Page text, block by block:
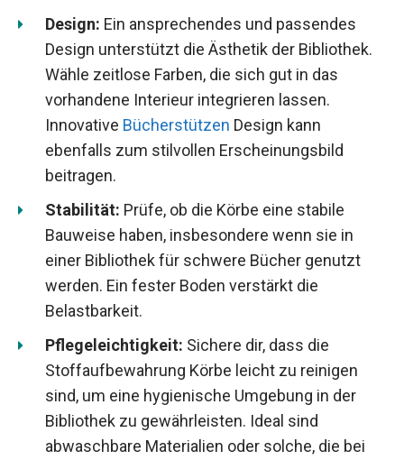
Design: Ein ansprechendes und passendes
Design unterstützt die Ästhetik der Bibliothek.
Wähle zeitlose Farben, die sich gut in das
vorhandene Interieur integrieren lassen.
Innovative Bücherstützen Design kann
ebenfalls zum stilvollen Erscheinungsbild
beitragen.
Stabilität: Prüfe, ob die Körbe eine stabile
Bauweise haben, insbesondere wenn sie in
einer Bibliothek für schwere Bücher genutzt
werden. Ein fester Boden verstärkt die
Belastbarkeit.
Pflegeleichtigkeit: Sichere dir, dass die
Stoffaufbewahrung Körbe leicht zu reinigen
sind, um eine hygienische Umgebung in der
Bibliothek zu gewährleisten. Ideal sind
abwaschbare Materialien oder solche, die bei